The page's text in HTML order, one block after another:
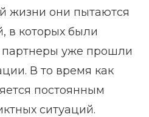
жизни они пытаются
в которых были
партнеры уже прошли
В то время как
постоянным
ситуаций.